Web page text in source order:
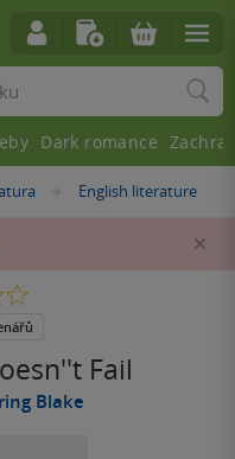
»
English literature
Fail
Blake
Dark romance